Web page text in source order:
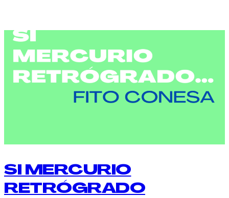
SI MERCURIO
RETRÓGRADO